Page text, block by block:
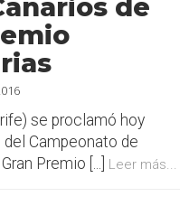
de
se proclamó hoy
Campeonato de
Premio [...] Leer más...